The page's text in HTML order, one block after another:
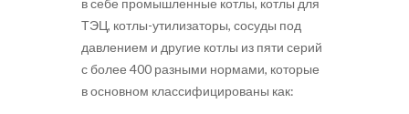
в себе промышленные котлы, котлы для
ТЭЦ, котлы-утилизаторы, сосуды под
давлением и другие котлы из пяти серий
с более 400 разными нормами, которые
в основном классифицированы как: